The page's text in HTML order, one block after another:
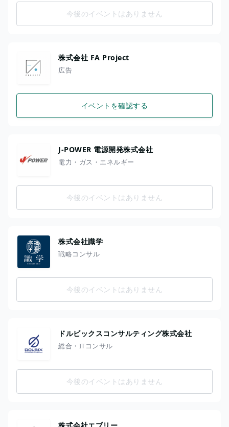
今後のイベントはありません
株式会社 FA Project
広告
イベントを確認する
J-POWER 電源開発株式会社
電力・ガス・エネルギー
今後のイベントはありません
株式会社識学
戦略コンサル
今後のイベントはありません
ドルビックスコンサルティング株式会社
総合・ITコンサル
今後のイベントはありません